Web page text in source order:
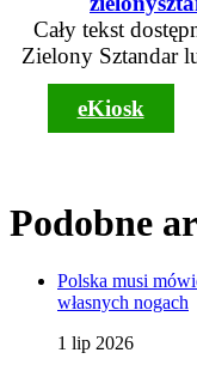
Cały tekst
Zielony Sztandar
eKiosk
Podobne
Polska musi
własnych nogach
1 lip 2026